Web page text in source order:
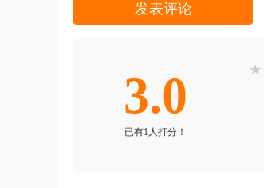
3.0
已有1人打分！
★